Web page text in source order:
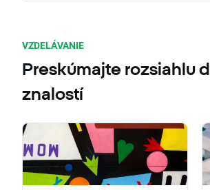
VZDELÁVANIE
Preskúmajte rozsiahlu
znalostí